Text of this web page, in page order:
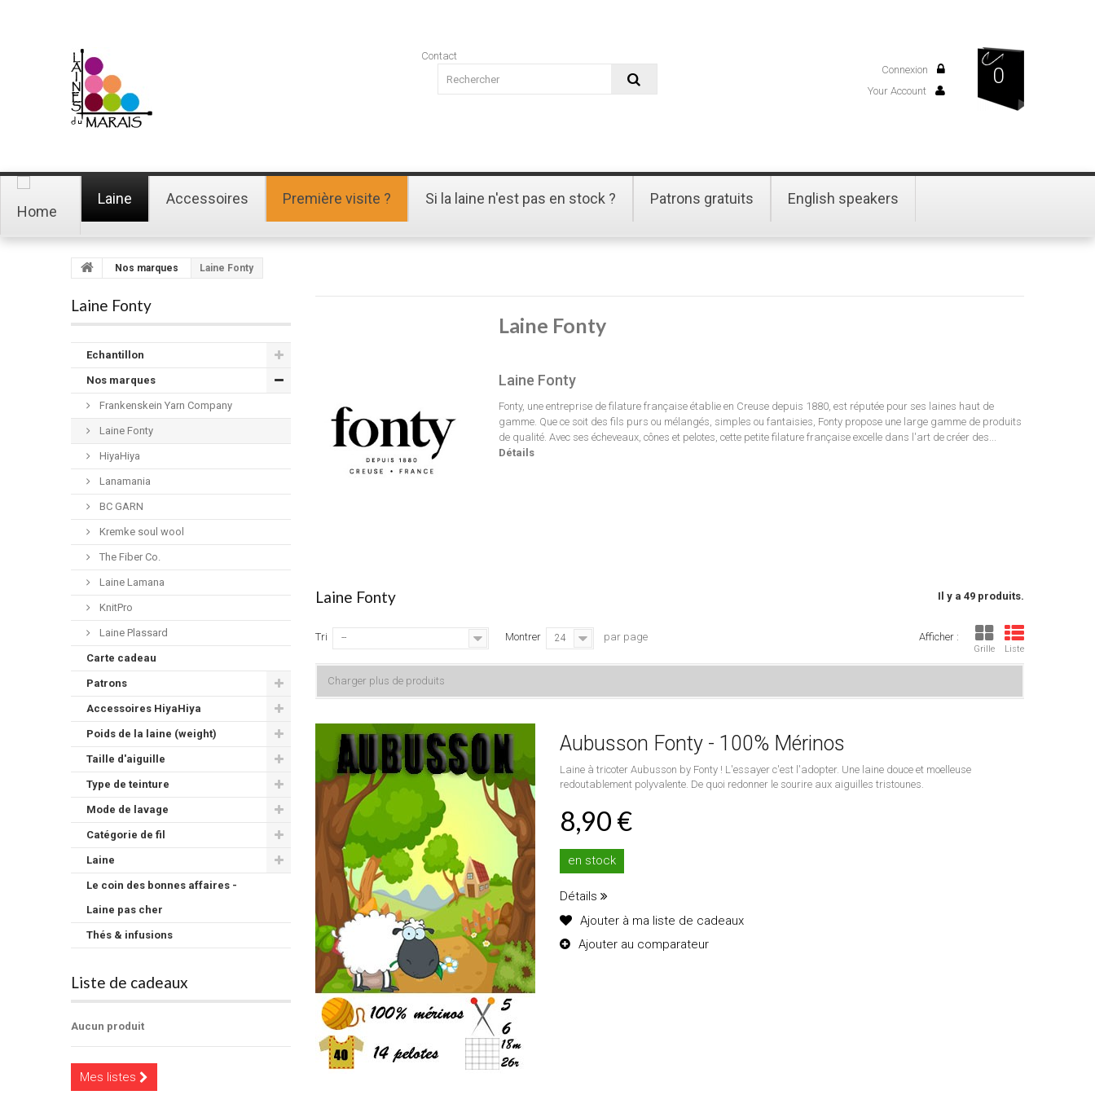
0
Connexion
Your Account
Contact
Laine Accessoires Première visite ? Si la laine n'est pas en stock ? Patrons gratuits English speakers
Nos marques Laine Fonty
Laine Fonty
Echantillon
Nos marques
Frankenskein Yarn Company
Laine Fonty
HiyaHiya
Lanamania
BC GARN
Kremke soul wool
The Fiber Co.
Laine Lamana
KnitPro
Laine Plassard
Carte cadeau
Patrons
Accessoires HiyaHiya
Poids de la laine (weight)
Taille d'aiguille
Type de teinture
Mode de lavage
Catégorie de fil
Laine
Le coin des bonnes affaires -
Laine pas cher
Thés & infusions
Liste de cadeaux
Aucun produit
Mes listes
Laine Fonty
Laine Fonty
Fonty, une entreprise de filature française établie en Creuse depuis 1880, est réputée pour ses laines haut de
gamme. Que ce soit des fils purs ou mélangés, simples ou fantaisies, Fonty propose une large gamme de produits
de qualité. Avec ses écheveaux, cônes et pelotes, cette petite filature française excelle dans l'art de créer des...
Détails
Laine Fonty Il y a 49 produits.
Afficher :
Grille Liste
Tri -- Montrer 24 par page
Charger plus de produits
Aubusson Fonty - 100% Mérinos
Laine à tricoter Aubusson by Fonty ! L'essayer c'est l'adopter. Une laine douce et moelleuse
redoutablement polyvalente. De quoi redonner le sourire aux aiguilles tristounes.
8,90 €
en stock
Détails
Ajouter à ma liste de cadeaux
Ajouter au comparateur